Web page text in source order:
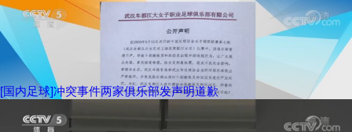
[国内足球]冲突事件两家俱乐部发声明道歉